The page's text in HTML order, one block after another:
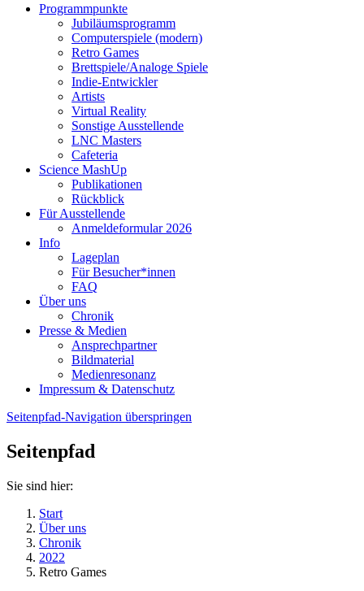
Programmpunkte
Jubiläumsprogramm
Computerspiele (modern)
Retro Games
Brettspiele/Analoge Spiele
Indie-Entwickler
Artists
Virtual Reality
Sonstige Ausstellende
LNC Masters
Cafeteria
Science MashUp
Publikationen
Rückblick
Für Ausstellende
Anmeldeformular 2026
Info
Lageplan
Für Besucher*innen
FAQ
Über uns
Chronik
Presse & Medien
Ansprechpartner
Bildmaterial
Medienresonanz
Impressum & Datenschutz
Seitenpfad-Navigation überspringen
Seitenpfad
Sie sind hier:
Start
Über uns
Chronik
2022
Retro Games